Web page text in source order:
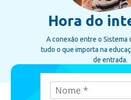
Hora do
A conexão entre o Sistema
tudo o que importa na
de entrada.